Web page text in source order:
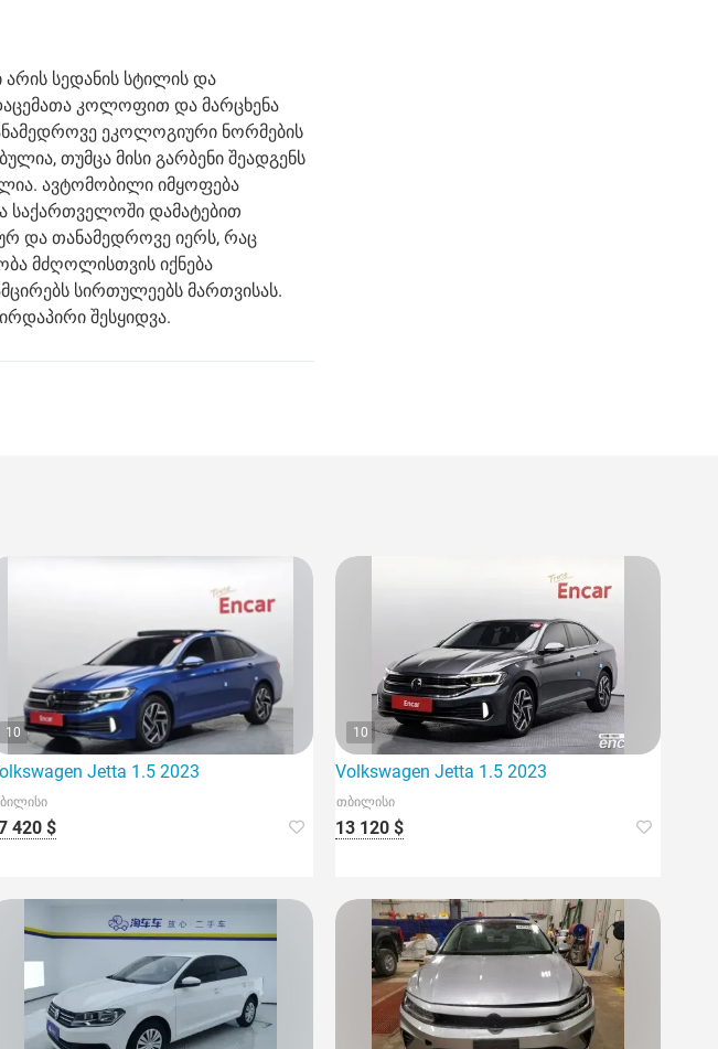
სედანის სტილის და
კოლოფით და მარცხენა
ეკოლოგიური ნორმების
თუმცა მისი გარბენი შეადგენს
ავტომობილი იმყოფება
საქართველოში დამატებით
და თანამედროვე იერს, რაც
მძღოლისთვის იქნება
სირთულეებს მართვისას.
შესყიდვა.
10
Jetta 1.5 2023
420 $
10
Volkswagen Jetta 1.5 2023
თბილისი
13 120 $